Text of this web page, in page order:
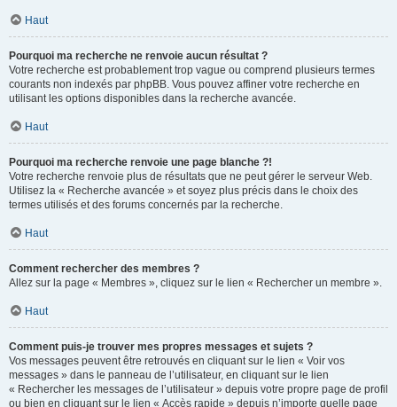
Haut
Pourquoi ma recherche ne renvoie aucun résultat ?
Votre recherche est probablement trop vague ou comprend plusieurs termes
courants non indexés par phpBB. Vous pouvez affiner votre recherche en
utilisant les options disponibles dans la recherche avancée.
Haut
Pourquoi ma recherche renvoie une page blanche ?!
Votre recherche renvoie plus de résultats que ne peut gérer le serveur Web.
Utilisez la « Recherche avancée » et soyez plus précis dans le choix des
termes utilisés et des forums concernés par la recherche.
Haut
Comment rechercher des membres ?
Allez sur la page « Membres », cliquez sur le lien « Rechercher un membre ».
Haut
Comment puis-je trouver mes propres messages et sujets ?
Vos messages peuvent être retrouvés en cliquant sur le lien « Voir vos
messages » dans le panneau de l’utilisateur, en cliquant sur le lien
« Rechercher les messages de l’utilisateur » depuis votre propre page de profil
ou bien en cliquant sur le lien « Accès rapide » depuis n’importe quelle page